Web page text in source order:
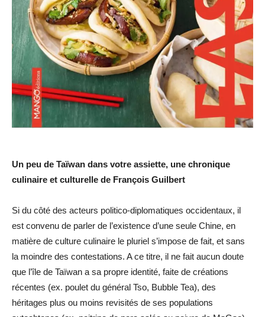
Un peu de Taïwan dans votre assiette, une chronique
culinaire et culturelle de François Guilbert
Si du côté des acteurs politico-diplomatiques occidentaux, il
est convenu de parler de l’existence d’une seule Chine, en
matière de culture culinaire le pluriel s’impose de fait, et sans
la moindre des contestations. A ce titre, il ne fait aucun doute
que l’île de Taïwan a sa propre identité, faite de créations
récentes (ex. poulet du général Tso, Bubble Tea), des
héritages plus ou moins revisités de ses populations